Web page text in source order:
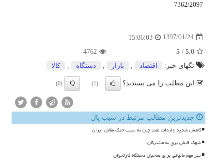
7362/2097
1397/01/24
15:06:03
5.0
/
5
4762
تگهای خبر:
اقتصاد بازار دستگاه كالا
این مطلب را می پسندید؟ (1)
(0)
جدیدترین مطالب مرتبط در سیب پال
کاهش شدید واردات نفت چین به سبب جنگ مقابل ایران
شوک قبض برق به مشترکان
خبر مهم مالیاتی برای صاحبان دستگاه کارتخوان